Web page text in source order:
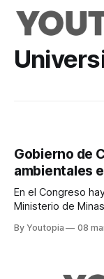
Gobierno de
ambientales
En el Congreso
Ministerio de
licencias
By Youtopia 08